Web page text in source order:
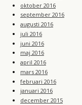
oktober 2016
september 2016
augusti 2016
juli 2016
juni 2016
maj 2016
april 2016
mars 2016
februari 2016
januari 2016
december 2015